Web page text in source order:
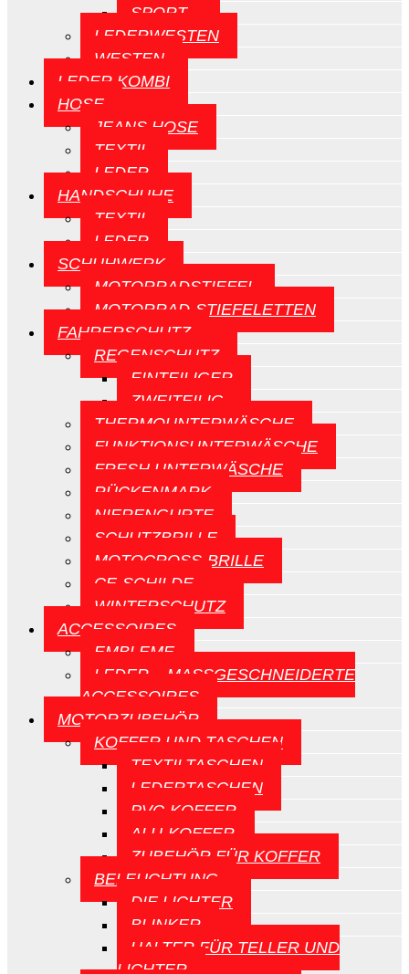
SPORT
LEDERWESTEN
WESTEN
LEDER KOMBI
HOSE
JEANS HOSE
TEXTIL
LEDER
HANDSCHUHE
TEXTIL
LEDER
SCHUHWERK
MOTORRADSTIEFEL
MOTORRAD-STIEFELETTEN
FAHRERSCHUTZ
REGENSCHUTZ
EINTEILIGER
ZWEITEILIG
THERMOUNTERWÄSCHE
FUNKTIONSUNTERWÄSCHE
FRESH UNTERWÄSCHE
RÜCKENMARK
NIERENGURTE
SCHUTZBRILLE
MOTOCROSS-BRILLE
CE-SCHILDE
WINTERSCHUTZ
ACCESSOIRES
EMBLEME
LEDER – MASSGESCHNEIDERTE A
CCESSOIRES
MOTORZUBEHÖR
KOFFER UND TASCHEN
TEXTILTASCHEN
LEDERTASCHEN
PVC-KOFFER
ALU-KOFFER
ZUBEHÖR FÜR KOFFER
BELEUCHTUNG
DIE LICHTER
BLINKER
HALTER FÜR TELLER UND
LICHTER